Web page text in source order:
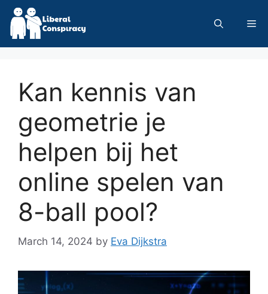
Skip
content
Kan kennis van
geometrie je
helpen bij het
online spelen van
8-ball pool?
March 14, 2024 by Eva Dijkstra